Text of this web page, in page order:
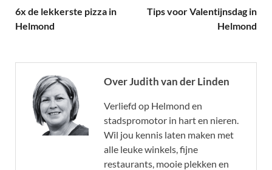
6x de lekkerste pizza in
Helmond
Tips voor Valentijnsdag in
Helmond
Over Judith van der Linden
Verliefd op Helmond en
stadspromotor in hart en nieren.
Wil jou kennis laten maken met
alle leuke winkels, fijne
restaurants, mooie plekken en